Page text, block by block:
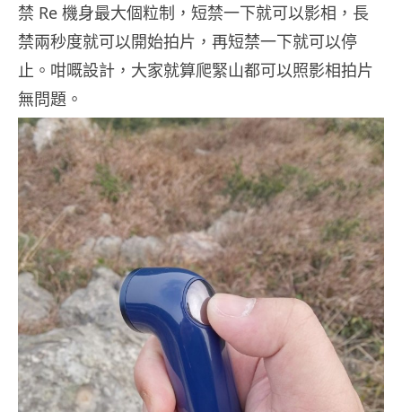
禁 Re 機身最大個粒制，短禁一下就可以影相，長
禁兩秒度就可以開始拍片，再短禁一下就可以停
止。咁嘅設計，大家就算爬緊山都可以照影相拍片
無問題。